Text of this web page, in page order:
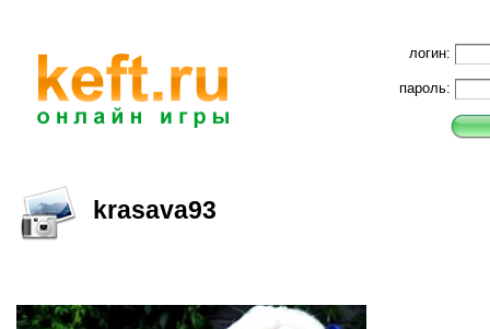
логин:
пароль:
krasava93